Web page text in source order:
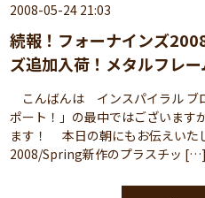
2008-05-24 21:03
続報！フォーナインズ
ズ追加入荷！メタルフレー
こんばんは インスパイラル ブ
ポート！」の最中ではございます
ます！ 本日の朝にもお伝えいた
2008/Spring新作のプラスチッ […]